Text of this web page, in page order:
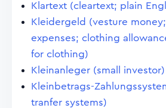
Klartext (cleartext; plain
Kleidergeld (vesture
expenses; clothing
for clothing)
Kleinanleger (small investor)
Kleinbetrags-
tranfer systems)